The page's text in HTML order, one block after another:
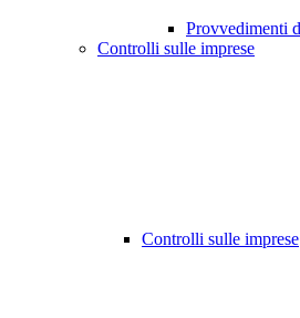
Provvedimenti
Controlli sulle imprese
Controlli sulle imprese